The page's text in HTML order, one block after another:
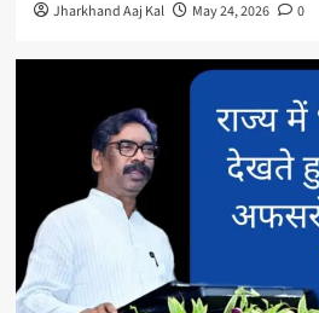
Jharkhand Aaj Kal May 24, 2026 0